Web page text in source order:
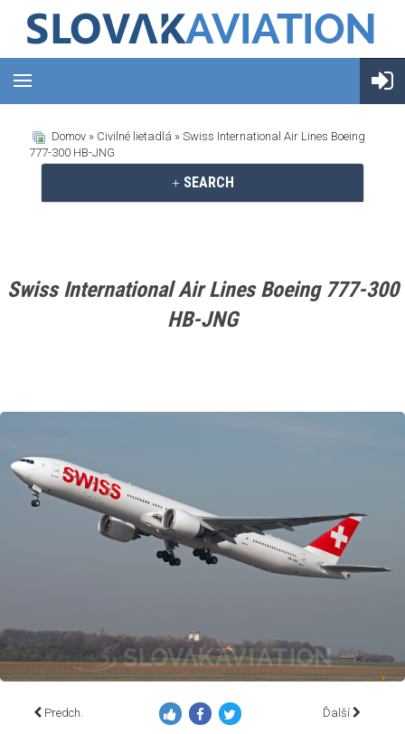
Domov » Civilné lietadlá » Swiss International Air Lines Boeing
777-300 HB-JNG
SEARCH
Swiss International Air Lines Boeing 777-300
HB-JNG
Predch. Ďalší